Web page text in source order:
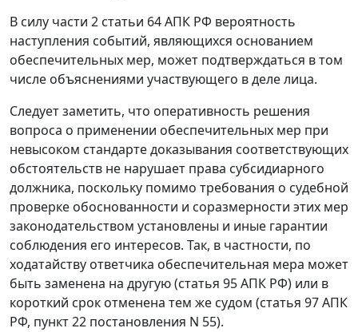
В силу части 2 статьи 64 АПК РФ вероятность
наступления событий, являющихся основанием
обеспечительных мер, может подтверждаться в том
числе объяснениями участвующего в деле лица.
Следует заметить, что оперативность решения
вопроса о применении обеспечительных мер при
невысоком стандарте доказывания соответствующих
обстоятельств не нарушает права субсидиарного
должника, поскольку помимо требования о судебной
проверке обоснованности и соразмерности этих мер
законодательством установлены и иные гарантии
соблюдения его интересов. Так, в частности, по
ходатайству ответчика обеспечительная мера может
быть заменена на другую (статья 95 АПК РФ) или в
короткий срок отменена тем же судом (статья 97 АПК
РФ, пункт 22 постановления N 55).